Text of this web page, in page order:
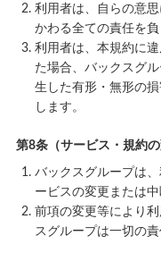
利用者は、自らの意
かわる全ての責任を負
利用者は、本規約に
た場合、バックスグ
生した有形・無形の
します。
第8条（サービス・規約の
バックスグループは
ービスの変更または
前項の変更等により
スグループは一切の責